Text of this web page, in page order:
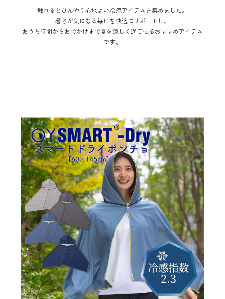
触れるとひんやり心地よい冷感アイテムを集めました。
暑さが気になる毎日を快適にサポートし、
おうち時間からおでかけまで夏を涼しく過ごせるおすすめアイテム
です。